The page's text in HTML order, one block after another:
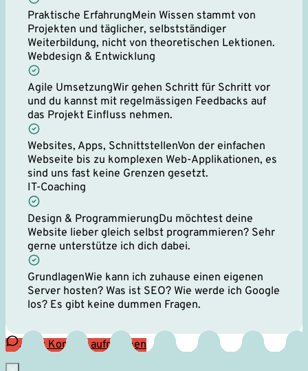
Praktische ErfahrungMein Wissen stammt von
Projekten und täglicher, selbstständiger
Weiterbildung, nicht von theoretischen Lektionen.
Webdesign & Entwicklung
Agile UmsetzungWir gehen Schritt für Schritt vor
und du kannst mit regelmässigen Feedbacks auf
das Projekt Einfluss nehmen.
Websites, Apps, SchnittstellenVon der einfachen
Webseite bis zu komplexen Web-Applikationen, es
sind uns fast keine Grenzen gesetzt.
IT-Coaching
Design & ProgrammierungDu möchtest deine
Website lieber gleich selbst programmieren? Sehr
gerne unterstütze ich dich dabei.
GrundlagenWie kann ich zuhause einen eigenen
Server hosten? Was ist SEO? Wie werde ich Google
los? Es gibt keine dummen Fragen.
Jetzt Kontakt aufnehmen